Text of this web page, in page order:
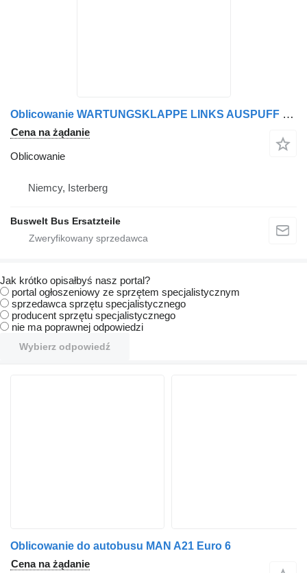
Oblicowanie WARTUNGSKLAPPE LINKS AUSPUFF do autobusu MAN LIONS CITY A21
Cena na żądanie
Oblicowanie
Niemcy, Isterberg
Buswelt Bus Ersatzteile
Jak krótko opisałbyś nasz portal?
portal ogłoszeniowy ze sprzętem specjalistycznym
sprzedawca sprzętu specjalistycznego
producent sprzętu specjalistycznego
nie ma poprawnej odpowiedzi
Wybierz odpowiedź
Oblicowanie do autobusu MAN A21 Euro 6
Cena na żądanie